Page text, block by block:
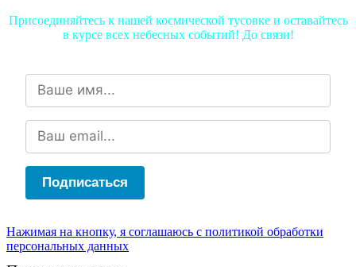
Присоединяйтесь к нашей космической тусовке и оставайтесь
в курсе всех небесных событий! До связи!
Подписаться
Нажимая на кнопку, я соглашаюсь с политикой обработки
персональных данных